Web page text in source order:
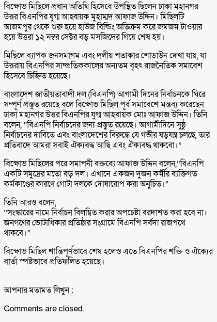
বিক্ষোভ মিছিলে প্রধান অতিথি হিসেবে উপস্থিত ছিলেন ঢাকা মহানগর
উত্তর বিএনপির যুগ্ম আহ্বায়ক মুহাম্মদ আফাজ উদ্দিন। মিছিলটি
আজমপুর থেকে শুরু হয়ে হাউজ বিল্ডিং অতিক্রম করে জমজম টাওয়ার
হয়ে উত্তরা ১২ নম্বর সেক্টর বড় মসজিদের গিয়ে শেষ হয়।
মিছিলে ব্যাপক জনসমাগম এবং দলীয় পতাকার শোডাউন দেখা যায়, যা
উত্তরায় বিএনপির সাম্প্রতিককালের অন্যতম বৃহৎ রাজনৈতিক সমাবেশ
হিসেবে চিহ্নিত হয়েছে।
বাংলাদেশ জাতীয়তাবাদী দল (বিএনপি) আগামী দিনের নির্বাচনকে ঘিরে
সম্পূর্ণ প্রস্তুত রয়েছে বলে বিক্ষোভ মিছিল পূর্ব সমাবেশে মন্তব্য করেছেন
ঢাকা মহানগর উত্তর বিএনপির যুগ্ম আহবায়ক মোঃ আফাজ উদ্দিন। তিনি
বলেন, “বিএনপি নির্বাচনের জন্য প্রস্তুত রয়েছে। আগামীদিনে সুষ্ঠু
নির্বাচনের দাবিতে এবং বাংলাদেশের বিরুদ্ধে যে গভীর ষড়যন্ত্র চলছে, তার
প্রতিবাদে আমরা সবাই ঐক্যবদ্ধ আছি এবং ঐক্যবদ্ধ থাকবো।”
বিক্ষোভ মিছিলের পরে সমাপনী বক্তব্যে আফাজ উদ্দিন বলেন,“বিএনপি
একটি সমুদ্রের মতো বড় দল। এখানে একজন দুজন কর্মীর ব্যক্তিগত
কর্মকাণ্ডের কারণে গোটা দলকে দোষারোপ করা অনুচিত।”
তিনি আরও বলেন,
“সংস্কারের নামে নির্বাচন বিলম্বিত করার অপচেষ্টা বরদাশত করা হবে না।
জনগণের ভোটাধিকার প্রতিষ্ঠার সংগ্রামে বিএনপি সর্বদা রাজপথে
থাকবে।”
বিক্ষোভ মিছিল শান্তিপূর্ণভাবে শেষ হলেও এতে বিএনপির শক্তি ও ঐক্যের
বার্তা স্পষ্টভাবে প্রতিফলিত হয়েছে।
আপনার মতামত লিখুন :
Comments are closed.